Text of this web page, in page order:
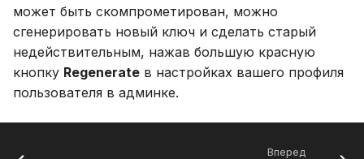
может быть скомпрометирован, можно
сгенерировать новый ключ и сделать старый
недействительным, нажав большую красную
кнопку Regenerate в настройках вашего профиля
пользователя в админке.
Вперед